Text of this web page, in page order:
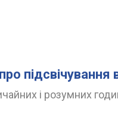
підсвічування
і розумних